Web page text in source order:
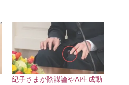
紀子さまが陰謀論やAI生成動